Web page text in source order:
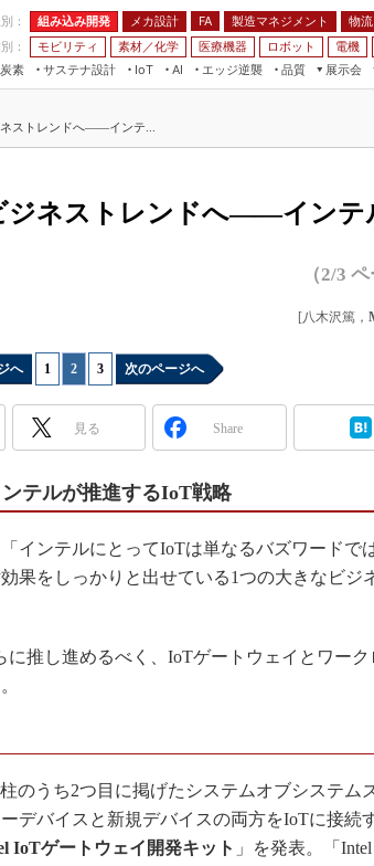
： 組み込み開発 メカ設計 FA 製造マネジメント 物流
：
モビリティ 素材／化学 医療機器 ロボット 電機
素
サステナ設計 IoT
AI
全
エッジ逆襲 品質
展示会
JIMTOF
IIFES
スマート工場EXPO
日本ものづくりワールド
AUTOMOTIVE WORLD
産業オープンネット展
Windows Embedded
ISO26262
3Dプリンタ
S＆OP
海外生産
グローバル設計・開発
ストレンドへ――インテ...
ジネストレンドへ――インテ
（2/3 ペ
[八木沢篤，
へ 1 2 3 次のページへ
見る Share
テルが推進するIoT戦略
ンテルにとってIoTは単なるバズワードで
果をしっかりと出せている1つの大きなビジ
推し進めるべく、IoTゲートウェイとワーク
うち2つ目に掲げたシステムオブシステム
デバイスと新規デバイスの両方をIoTに接続
IoTゲートウェイ開発キット 」を発表。「